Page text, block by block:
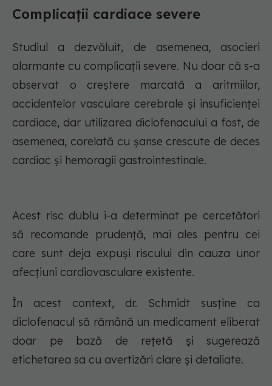
Complicații cardiace severe
Studiul a dezvăluit, de asemenea, asocieri
alarmante cu complicații severe. Nu doar că s-a
observat o creștere marcată a aritmiilor,
accidentelor vasculare cerebrale și insuficienței
cardiace, dar utilizarea diclofenacului a fost, de
asemenea, corelată cu șanse crescute de deces
cardiac și hemoragii gastrointestinale.
Acest risc dublu i-a determinat pe cercetători
să recomande prudență, mai ales pentru cei
care sunt deja expuși riscului din cauza unor
afecțiuni cardiovasculare existente.
În acest context, dr. Schmidt susține ca
diclofenacul să rămână un medicament eliberat
doar pe bază de rețetă și sugerează
etichetarea sa cu avertizări clare și detaliate.